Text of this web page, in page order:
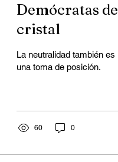
Demócratas de
cristal
La neutralidad también es
una toma de posición.
60 0